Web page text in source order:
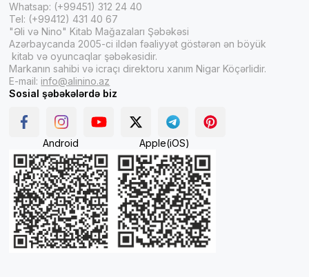
Whatsap: (+99451) 312 24 40
Tel: (+99412) 431 40 67
"Əli və Nino" Kitab Mağazaları Şəbəkəsi
Azərbaycanda 2005-ci ildən fəaliyyət göstərən ən böyük
kitab və oyuncaqlar şəbəkəsidir.
Markanın sahibi və icraçı direktoru xanım Nigar Köçərlidir.
E-mail: info@alinino.az
Sosial şəbəkələrdə biz
Android Apple(iOS)